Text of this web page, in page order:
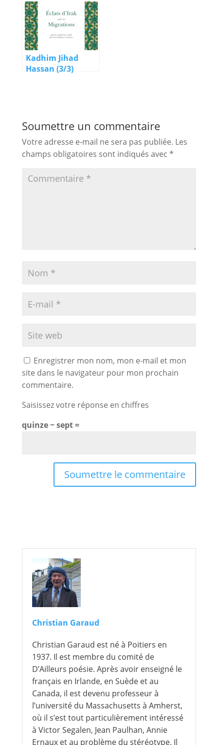
Kadhim Jihad
Hassan (3/3)
Soumettre un commentaire
Votre adresse e-mail ne sera pas publiée. Les
champs obligatoires sont indiqués avec *
Enregistrer mon nom, mon e-mail et mon
site dans le navigateur pour mon prochain
commentaire.
Saisissez votre réponse en chiffres
quinze − sept =
Soumettre le commentaire
Christian Garaud
Christian Garaud est né à Poitiers en
1937. Il est membre du comité de
D’Ailleurs poésie. Après avoir enseigné le
français en Irlande, en Suède et au
Canada, il est devenu professeur à
l’université du Massachusetts à Amherst,
où il s’est tout particulièrement intéressé
à Victor Segalen, Jean Paulhan, Annie
Ernaux et au problème du stéréotype. Il